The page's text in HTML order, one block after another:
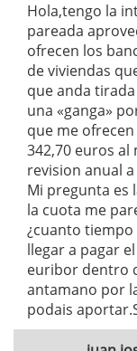
Hola,tengo la
pareada
ofrecen los
de viviendas
que anda
una «ganga»
que me
342,70 euros al
revision anual
Mi pregunta es
la cuota me
¿cuanto tiempo
llegar a pagar
euribor dentro
antamano por
podais